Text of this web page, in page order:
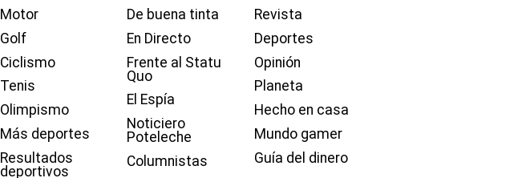
Motor
Golf
Ciclismo
Tenis
Olimpismo
Más deportes
Resultados
deportivos
De buena tinta
En Directo
Frente al Statu
Quo
El Espía
Noticiero
Poteleche
Columnistas
Revista
Deportes
Opinión
Planeta
Hecho en casa
Mundo gamer
Guía del dinero